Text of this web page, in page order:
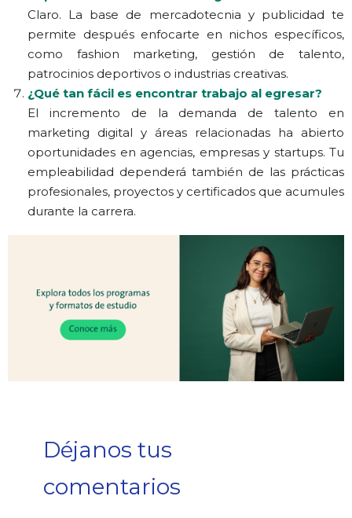
Claro. La base de mercadotecnia y publicidad te
permite después enfocarte en nichos específicos,
como fashion marketing, gestión de talento,
patrocinios deportivos o industrias creativas.
¿Qué tan fácil es encontrar trabajo al egresar?
El incremento de la demanda de talento en
marketing digital y áreas relacionadas ha abierto
oportunidades en agencias, empresas y startups. Tu
empleabilidad dependerá también de las prácticas
profesionales, proyectos y certificados que acumules
durante la carrera.
Déjanos tus
comentarios